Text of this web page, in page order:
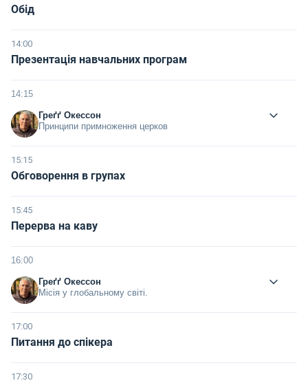
Обід
14:00
Презентація навчальних програм
14:15
Греґґ Окессон
Принципи примноження церков
15:15
Обговорення в групах
15:45
Перерва на каву
16:00
Греґґ Окессон
Місія у глобальному світі.
17:00
Питання до спікера
17:30